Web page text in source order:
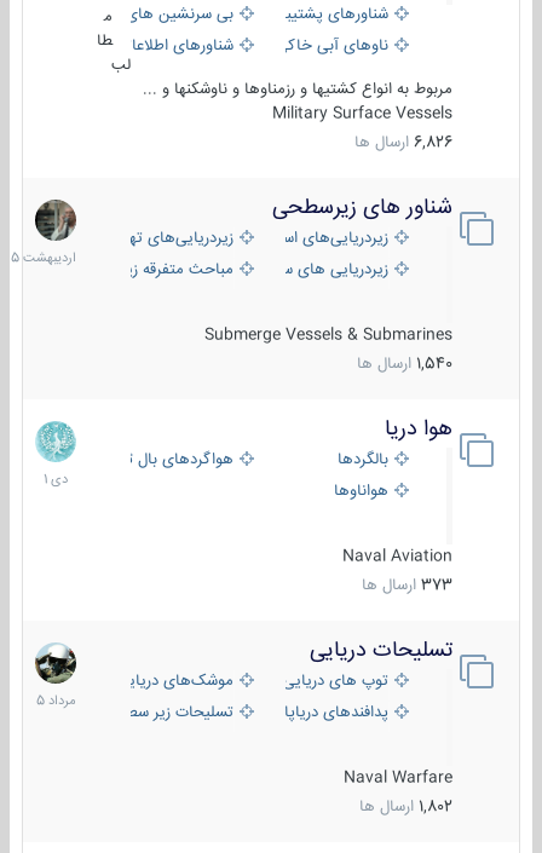
شناورهای پشتیبانی
بی سرنشین های دریایی
ناوهای آبی خاکی و نیروبرشناورهای اطلاعاتی و جاسوسی
طا
لب
مربوط به انواع کشتیها و رزمناوها و ناوشکنها و ...
Military Surface Vessels
6,826 ارسال ها
شناور های زیرسطحی
زیردریایی‌های استراتژیکزیردریایی‌های تهاجمی
زیردریایی های سبک
مباحث متفرقه زیرسطحی
Submerge Vessels & Submarines
1,540 ارسال ها
31
1405
هوا دریا
بالگردها
هواگردهای بال ثابت
هواناوها
Naval Aviation
373 ارسال ها
12
دی
1401
تسلیحات دریایی
توپ های دریایی
موشک‌های دریایی
پدافندهای دریاپایه
تسلیحات زیر سطحی
Naval Warfare
1,802 ارسال ها
2
مرداد
1405